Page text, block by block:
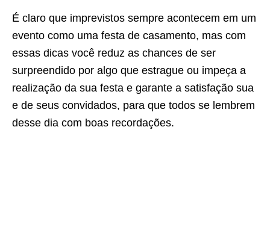
É claro que imprevistos sempre acontecem em um
evento como uma festa de casamento, mas com
essas dicas você reduz as chances de ser
surpreendido por algo que estrague ou impeça a
realização da sua festa e garante a satisfação sua
e de seus convidados, para que todos se lembrem
desse dia com boas recordações.